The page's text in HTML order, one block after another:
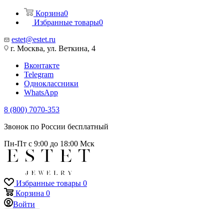
Корзина0
Избранные товары0
estet@estet.ru
г. Москва, ул. Веткина, 4
Вконтакте
Telegram
Одноклассники
WhatsApp
8 (800) 7070-353
Звонок по России бесплатный
Пн-Пт с 9:00 до 18:00 Мск
Избранные товары 0
Корзина 0
Войти